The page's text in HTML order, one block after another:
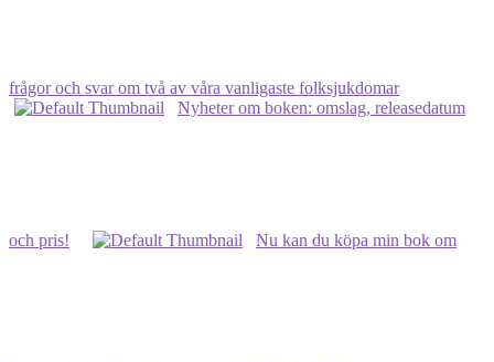
frågor och svar om två av våra vanligaste folksjukdomar
Nyheter om boken: omslag, releasedatum
och pris! Nu kan du köpa min bok om